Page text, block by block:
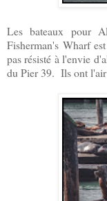
Les bateaux pour
Fisherman's Wharf
pas résisté à l'envie
du Pier 39. Ils ont l'air